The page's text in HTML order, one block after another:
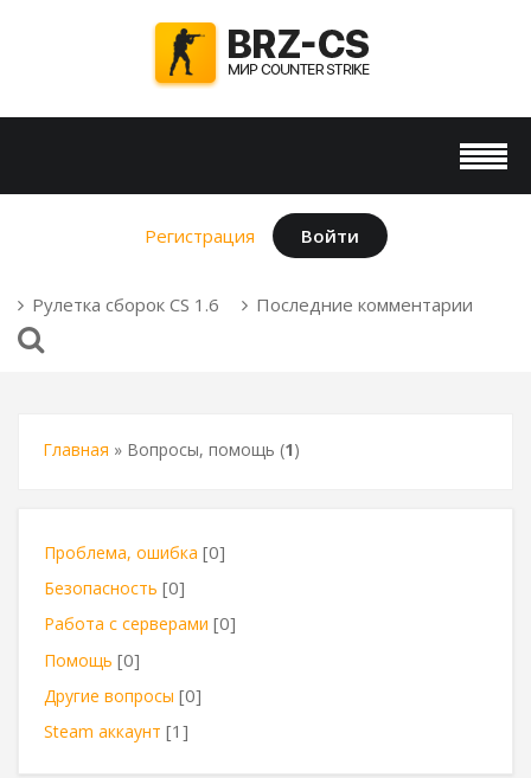
Регистрация Войти
Рулетка сборок CS 1.6 Последние комментарии
Главная » Вопросы, помощь (1)
Проблема, ошибка [0]
Безопасность [0]
Работа с серверами [0]
Помощь [0]
Другие вопросы [0]
Steam аккаунт [1]